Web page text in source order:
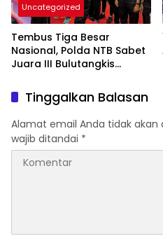
Uncategorized
Tembus Tiga Besar
Nasional, Polda NTB Sabet
Juara III Bulutangkis
Tinggalkan Balasan
Alamat email Anda tidak akan
wajib ditandai *